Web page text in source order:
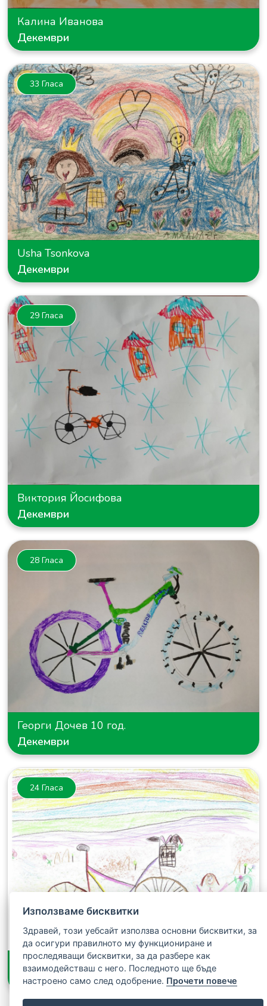
Калина Иванова
Декември
33 Гласа
Usha Tsonkova
Декември
29 Гласа
Виктория Йосифова
Декември
28 Гласа
Георги Дочев 10 год.
Декември
24 Гласа
Дарина Иванова Илиева - 6 години
Декември
Използваме бисквитки
Здравей, този уебсайт използва основни бисквитки, за
да осигури правилното му функциониране и
проследяващи бисквитки, за да разбере как
взаимодействаш с него. Последното ще бъде
настроено само след одобрение. Прочети повече